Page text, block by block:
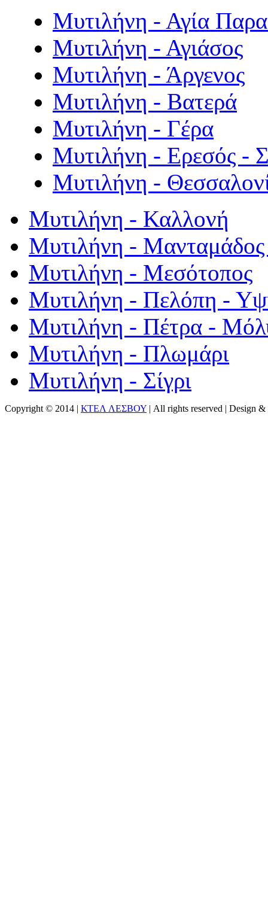
Μυτιλήνη - Αγία
Μυτιλήνη - Αγιάσος
Μυτιλήνη - Άργενος
Μυτιλήνη - Βατερά
Μυτιλήνη - Γέρα
Μυτιλήνη - Ερεσός -
Μυτιλήνη -
Μυτιλήνη - Καλλονή
Μυτιλήνη - Μανταμάδος
Μυτιλήνη - Μεσότοπος
Μυτιλήνη - Πελόπη -
Μυτιλήνη - Πέτρα -
Μυτιλήνη - Πλωμάρι
Μυτιλήνη - Σίγρι
Copyright © 2014 | ΚΤΕΛ ΛΕΣΒΟΥ | All rights reserved | Design &